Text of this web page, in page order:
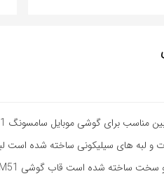
لبه های سیلیکونی ساخته شده است